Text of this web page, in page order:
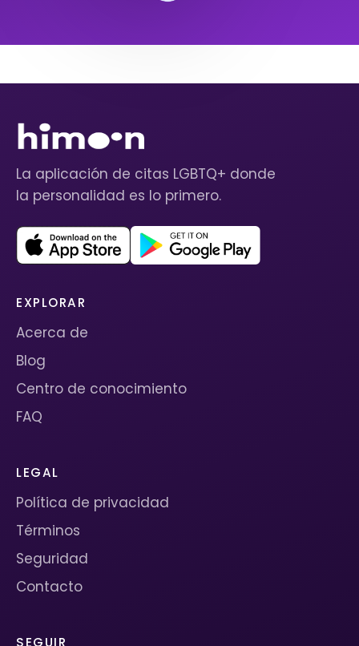
La aplicación de citas LGBTQ+ donde
la personalidad es lo primero.
EXPLORAR
Acerca de
Blog
Centro de conocimiento
FAQ
LEGAL
Política de privacidad
Términos
Seguridad
Contacto